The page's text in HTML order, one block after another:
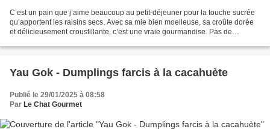
C’est un pain que j’aime beaucoup au petit-déjeuner pour la touche sucrée
qu’apportent les raisins secs. Avec sa mie bien moelleuse, sa croûte dorée
et délicieusement croustillante, c’est une vraie gourmandise. Pas de
Yau Gok - Dumplings farcis à la cacahuète
Publié le 29/01/2025 à 08:58
Par Le Chat Gourmet